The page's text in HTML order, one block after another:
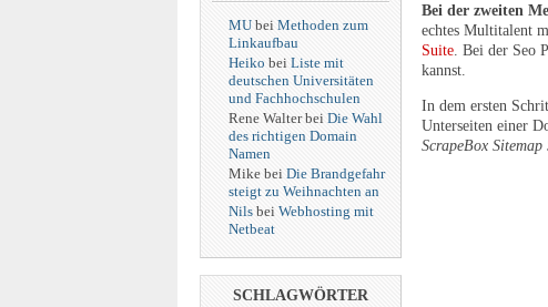
MU bei Methoden zum
Linkaufbau
Heiko bei Liste mit
deutschen Universitäten
und Fachhochschulen
Rene Walter bei Die Wahl
des richtigen Domain
Namen
Mike bei Die Brandgefahr
steigt zu Weihnachten an
Nils bei Webhosting mit
Netbeat
SCHLAGWÖRTER
Bei der zweiten
echtes Multitalent
Suite . Bei der Seo
kannst.
In dem ersten
Unterseiten einer
ScrapeBox Sitemap